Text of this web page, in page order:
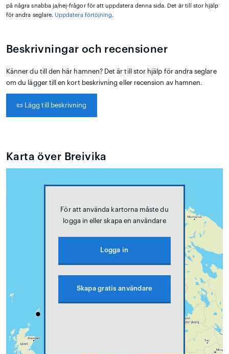
på några snabba ja/nej-frågor för att uppdatera denna sida. Det är till stor hjälp
för andra seglare. Uppdatera förtöjning.
Beskrivningar och recensioner
Känner du till den här hamnen? Det är till stor hjälp för andra seglare
om du lägger till en kort beskrivning eller recension av hamnen.
📜 Lägg till beskrivning
Karta över Breivika
För att använda kartorna måste du
logga in eller skapa en användare
Logga in
Skapa gratis användare